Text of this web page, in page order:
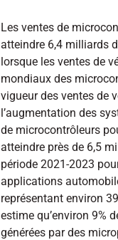
Les ventes de
atteindre 6,4 milliards
lorsque les ventes de
mondiaux des
vigueur des ventes de
l’augmentation des
de microcontrôleurs
atteindre près de 6,5
période 2021-2023
applications
représentant environ
estime qu’environ 9%
générées par des